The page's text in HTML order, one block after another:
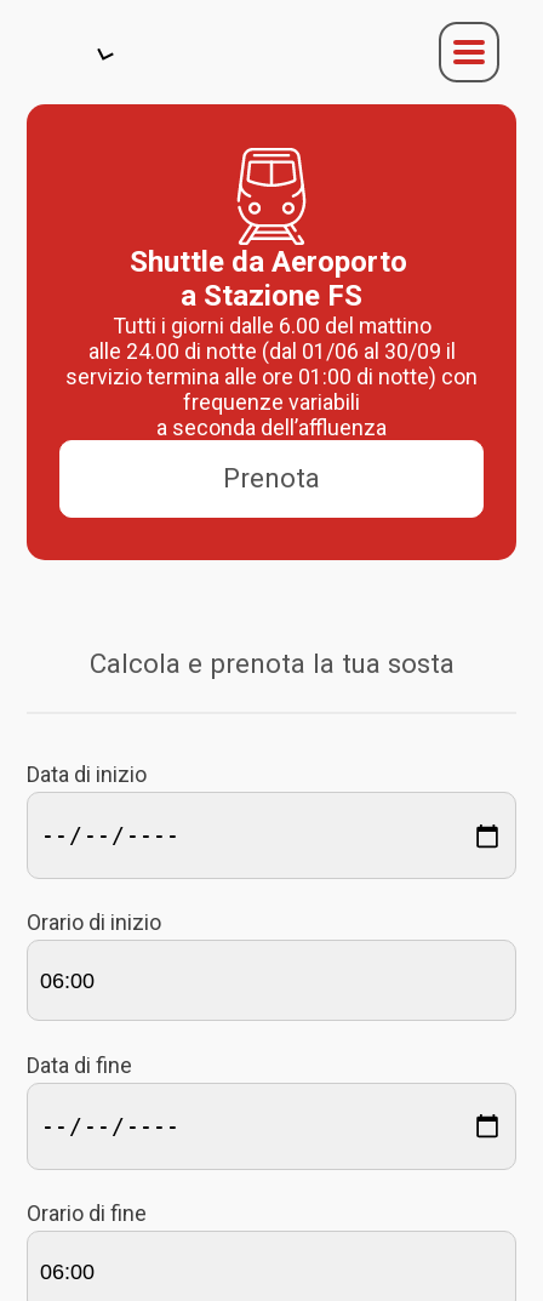
Shuttle da Aeroporto
a Stazione FS
Tutti i giorni dalle 6.00 del mattino
alle 24.00 di notte (dal 01/06 al 30/09 il
servizio termina alle ore 01:00 di notte) con
frequenze variabili
a seconda dell’affluenza
Prenota
Calcola e prenota la tua sosta
Data di inizio
Orario di inizio
Data di fine
Orario di fine